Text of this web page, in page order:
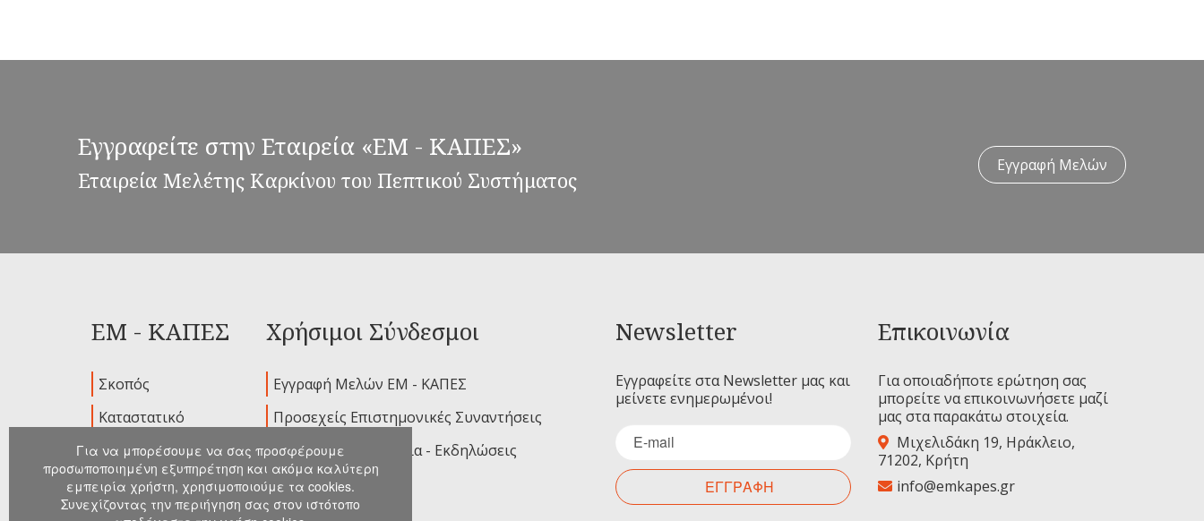
Εγγραφείτε στην Εταιρεία «ΕΜ - ΚΑΠΕΣ»
Εταιρεία Μελέτης Καρκίνου του Πεπτικού Συστήματος
Εγγραφή Μελών
ΕΜ - ΚΑΠΕΣ
Σκοπός
Καταστατικό
Ιδρυτικά Μέλη
Διοικούσα
Επιτροπή
Χρήσιμοι Σύνδεσμοι
Εγγραφή Μελών ΕΜ - ΚΑΠΕΣ
Προσεχείς Επιστημονικές Συναντήσεις
Παλαιότερα Συνέδρια - Εκδηλώσεις
Ανακοινώσεις
Newsletter
Εγγραφείτε στα Newsletter μας και
μείνετε ενημερωμένοι!
ΕΓΓΡΑΦΗ
Επικοινωνία
Για οποιαδήποτε ερώτηση σας
μπορείτε να επικοινωνήσετε μαζί
μας στα παρακάτω στοιχεία.
Μιχελιδάκη 19, Ηράκλειο,
71202, Κρήτη
info@emkapes.gr
Για να μπορέσουμε να σας προσφέρουμε
προσωποποιημένη εξυπηρέτηση και ακόμα καλύτερη
εμπειρία χρήστη, χρησιμοποιούμε τα cookies.
Συνεχίζοντας την περιήγηση σας στον ιστότοπο